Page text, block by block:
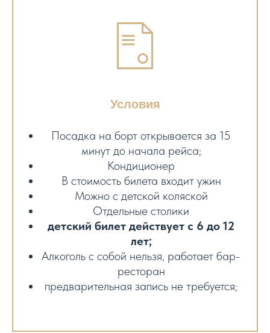
Условия
Посадка на борт открывается за 15
минут до начала рейса;
Кондиционер
В стоимость билета входит ужин
Можно с детской коляской
Отдельные столики
детский билет действует с 6 до 12
лет;
Алкоголь с собой нельзя, работает бар-
ресторан
предварительная запись не требуется;